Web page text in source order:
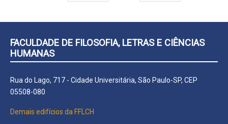
FACULDADE DE FILOSOFIA, LETRAS E CIÊNCIAS
HUMANAS
Rua do Lago, 717 - Cidade Universitária, São Paulo-SP, CEP
05508-080
Demais edifícios da FFLCH